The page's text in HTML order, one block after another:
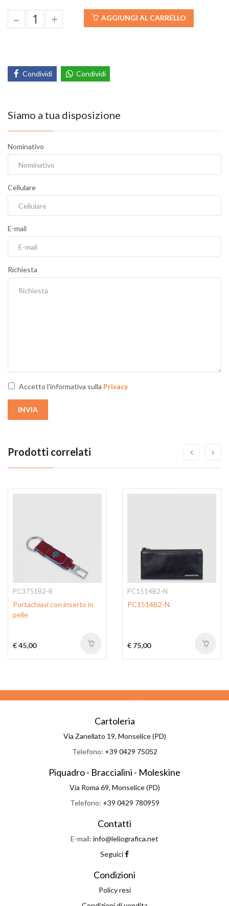
– + AGGIUNGI AL CARRELLO
Condividi Condividi
Siamo a tua disposizione
Nominativo
Cellulare
E-mail
Richiesta
Accetto l'informativa sulla Privacy
INVIA
Prodotti correlati
PC3751B2-R
Portachiavi con inserto in
pelle
€ 45,00
PC1514B2-N
PC1514B2-N
€ 75,00
Cartoleria
Via Zanellato 19, Monselice (PD)
Telefono: +39 0429 75052
Piquadro - Braccialini - Moleskine
Via Roma 69, Monselice (PD)
Telefono: +39 0429 780959
Contatti
E-mail: info@leliografica.net
Seguici
Condizioni
Policy resi